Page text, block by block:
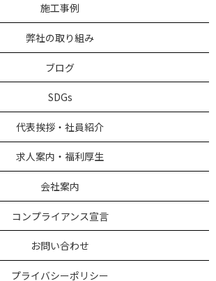
施工事例
弊社の取り組み
ブログ
SDGs
代表挨拶・社員紹介
求人案内・福利厚生
会社案内
コンプライアンス宣言
お問い合わせ
プライバシーポリシー